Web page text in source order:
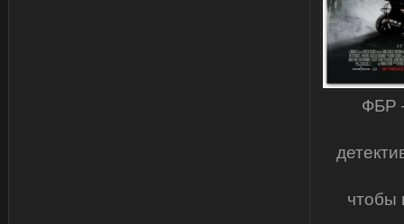
ФБР
чтобы